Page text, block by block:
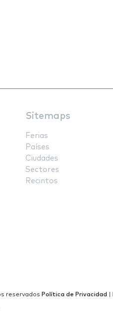
Sitemaps
Ferias
Países
Ciudades
Sectores
Recintos
reservados Política de Privacidad